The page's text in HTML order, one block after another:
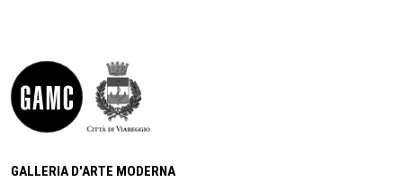
GALLERIA D'ARTE MODERNA